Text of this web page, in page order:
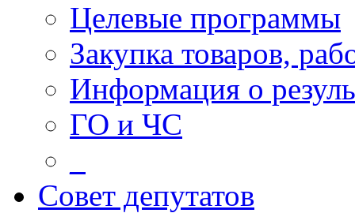
Целевые программы
Закупка товаров,
Информация о
ГО и ЧС
Совет депутатов